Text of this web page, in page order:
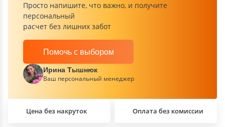
Просто напишите, что важно, и получите
персональный
расчет без лишних забот
Помочь с выбором
Ирина Тышнюк
Ваш персональный менеджер
Цена без накруток Оплата без комиссии